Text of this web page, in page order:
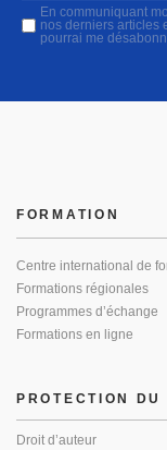
En communiquant
nos derniers articles
pourrai me
PROTECTION DU
Droit d’auteur
FORMATION
Centre international de
Formations régionales
Programmes d’échange
Formations en ligne